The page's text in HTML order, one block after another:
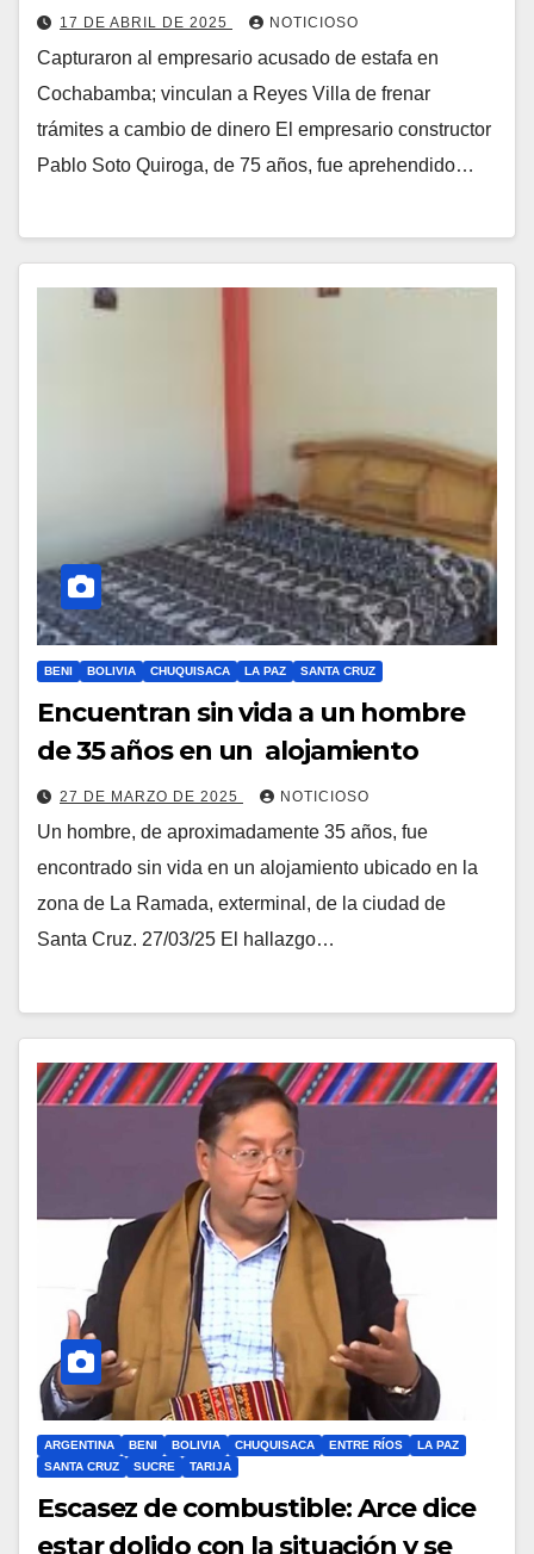
17 DE ABRIL DE 2025 NOTICIOSO
Capturaron al empresario acusado de estafa en
Cochabamba; vinculan a Reyes Villa de frenar
trámites a cambio de dinero El empresario constructor
Pablo Soto Quiroga, de 75 años, fue aprehendido…
BENI BOLIVIA CHUQUISACA LA PAZ SANTA CRUZ
Encuentran sin vida a un hombre
de 35 años en un alojamiento
27 DE MARZO DE 2025 NOTICIOSO
Un hombre, de aproximadamente 35 años, fue
encontrado sin vida en un alojamiento ubicado en la
zona de La Ramada, exterminal, de la ciudad de
Santa Cruz. 27/03/25 El hallazgo…
ARGENTINA BENI BOLIVIA CHUQUISACA ENTRE RÍOS
LA PAZ
SANTA CRUZ
SUCRE TARIJA
Escasez de combustible: Arce dice
estar dolido con la situación y se